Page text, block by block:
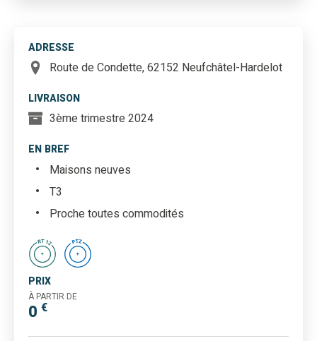
ADRESSE
Route de Condette, 62152 Neufchâtel-Hardelot
LIVRAISON
3ème trimestre 2024
EN BREF
Maisons neuves
T3
Proche toutes commodités
PRIX
À PARTIR DE
0 €